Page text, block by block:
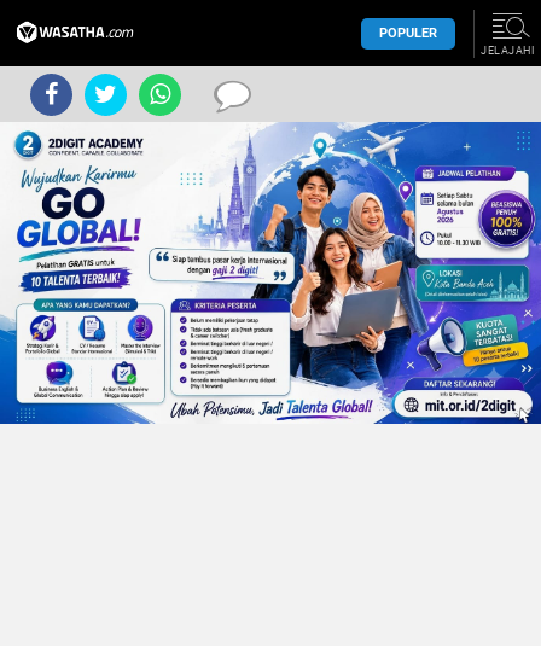
POPULER
JELAJAHI